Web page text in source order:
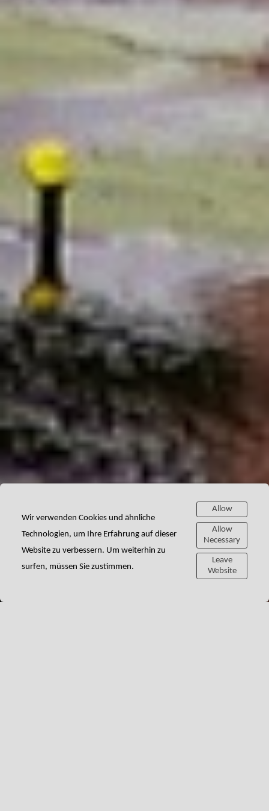
Wir verwenden Cookies und ähnliche
Technologien, um Ihre Erfahrung auf dieser
Website zu verbessern. Um weiterhin zu
surfen, müssen Sie zustimmen.
Allow
Allow
Necessary
Leave
Website